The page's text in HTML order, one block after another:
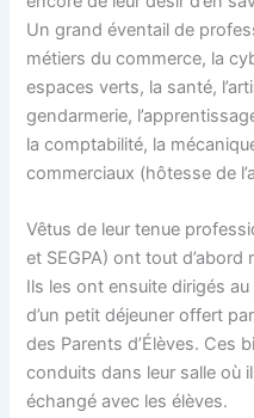
Un grand éventail de
métiers du commerce, la
espaces verts, la santé,
gendarmerie,
la comptabilité, la
commerciaux (hôtesse de
Vêtus de leur tenue
et SEGPA) ont tout
Ils les ont ensuite dirigés
d’un petit déjeuner offert
des Parents d’Élèves. Ces
conduits dans leur salle où
échangé avec les élèves.